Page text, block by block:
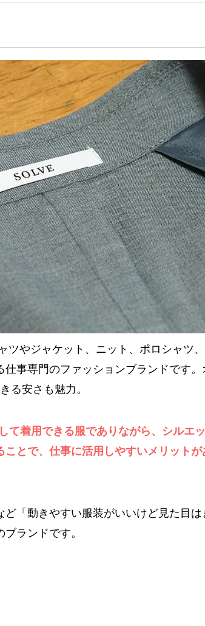
ツやジャケット、ニット、ポロシャツ
事専門のファッションブランドです。
る安さも魅力。
て着用できる服でありながら、シルエ
とで、仕事に活用しやすいメリットが
「動きやすい服装がいいけど見た目は
ランドです。